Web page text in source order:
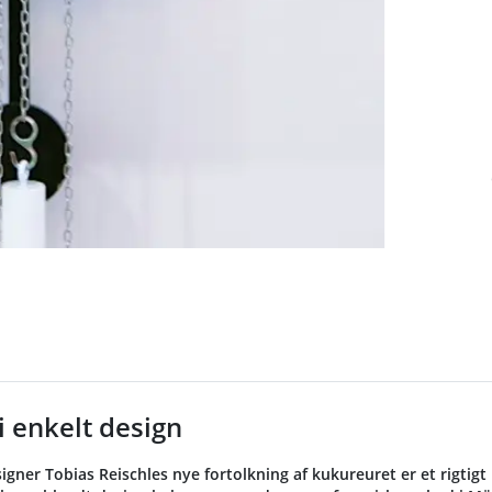
enkelt design
Tobias Reischles nye fortolkning af kukureuret er et